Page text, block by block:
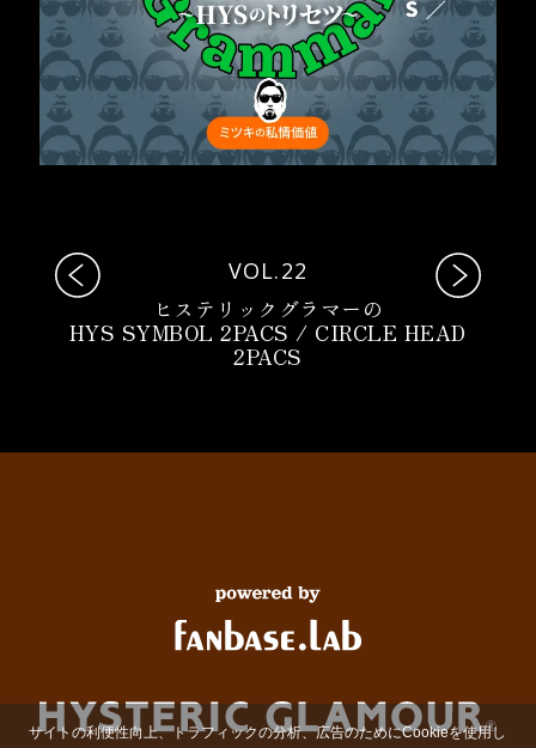
VOL.22
ヒステリックグラマーの
HYS SYMBOL 2PACS / CIRCLE HEAD
2PACS
サイトの利便性向上、トラフィックの分析、広告のためにCookieを使用し